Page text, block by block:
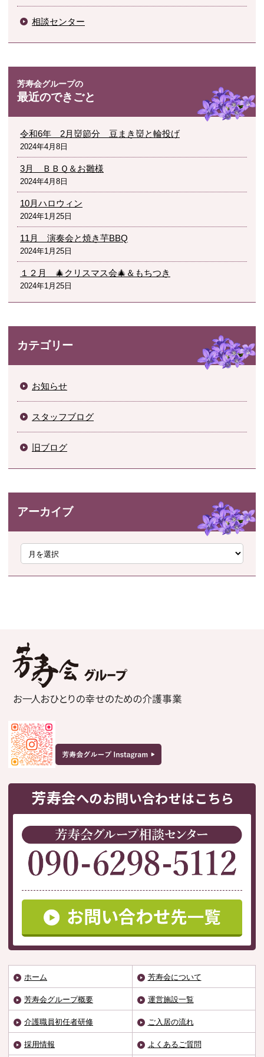
相談センター
最近のできごと
令和6年 2月👹節分 豆まき👹と輪投げ
2024年4月8日
3月 ＢＢＱ＆お雛様
2024年4月8日
10月ハロウィン
2024年1月25日
11月 演奏会と焼き芋BBQ
2024年1月25日
１２月 🎄クリスマス会🎄＆もちつき
2024年1月25日
カテゴリー
お知らせ
スタッフブログ
旧ブログ
アーカイブ
ホーム 芳寿会について
芳寿会グループ概要 運営施設一覧
介護職員初任者研修 ご入居の流れ
採用情報 よくあるご質問